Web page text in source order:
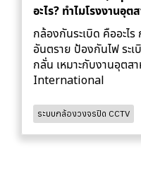
อะไร? ทำไมโรงงานอุ
กล้องกันระเบิด คืออะไ
อันตราย ป้องกันไฟ ระเ
กลั่น เหมาะกับงานอุตส
International
ระบบกล้องวงจรปิด CCTV